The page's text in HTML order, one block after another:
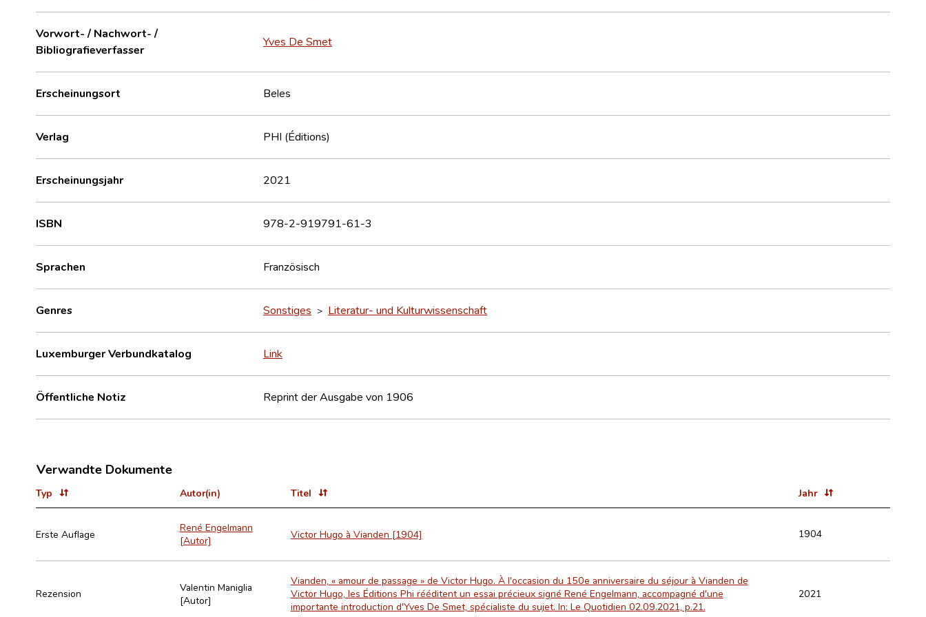
Vorwort- / Nachwort- /
Bibliografieverfasser
Yves De Smet
Erscheinungsort Beles
Verlag PHI (Éditions)
Erscheinungsjahr 2021
ISBN 978-2-919791-61-3
Sprachen Französisch
Genres Sonstiges > Literatur- und Kulturwissenschaft
Luxemburger Verbundkatalog Link
Öffentliche Notiz Reprint der Ausgabe von 1906
Verwandte Dokumente
Typ Autor(in) Titel Jahr
Erste Auflage
René Engelmann
[Autor]
Victor Hugo à Vianden [1904] 1904
Rezension
Valentin Maniglia
[Autor]
Vianden, « amour de passage » de Victor Hugo. À l'occasion du 150e anniversaire du séjour à Vianden de
Victor Hugo, les Éditions Phi rééditent un essai précieux signé René Engelmann, accompagné d'une
importante introduction d'Yves De Smet, spécialiste du sujet. In: Le Quotidien 02.09.2021, p.21.
2021